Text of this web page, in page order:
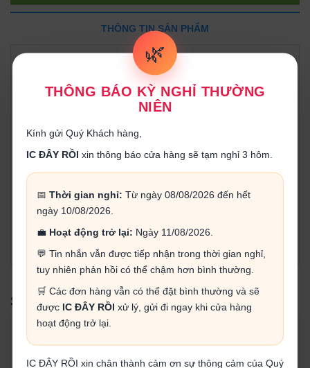
🌿
THÔNG BÁO KỲ NGHỈ THƯỜNG
NIÊN
Kính gửi Quý Khách hàng,
IC ĐÂY RỒI xin thông báo cửa hàng sẽ tạm nghỉ 3 hôm.
📅 Thời gian nghỉ: Từ ngày 08/08/2026 đến hết
ngày 10/08/2026.
💼 Hoạt động trở lại: Ngày 11/08/2026.
💬 Tin nhắn vẫn được tiếp nhận trong thời gian nghỉ,
tuy nhiên phản hồi có thể chậm hơn bình thường.
🛒 Các đơn hàng vẫn có thể đặt bình thường và sẽ
được IC ĐÂY RỒI xử lý, gửi đi ngay khi cửa hàng
hoạt động trở lại.
IC ĐÂY RỒI xin chân thành cảm ơn sự thông cảm của Quý
THÔNG TIN SẢN PHẨM
DATASHEET
Thông số kỹ thuật:
- Điện áp thuận 50V
Đặc điểm:
- Dòng điện rò thấp
- Hàn với nhiệt độ tối đa 275 độ C
năng, chuyển đổi điện áp, biến tần.
SẢN PHẨM LIÊN QUAN